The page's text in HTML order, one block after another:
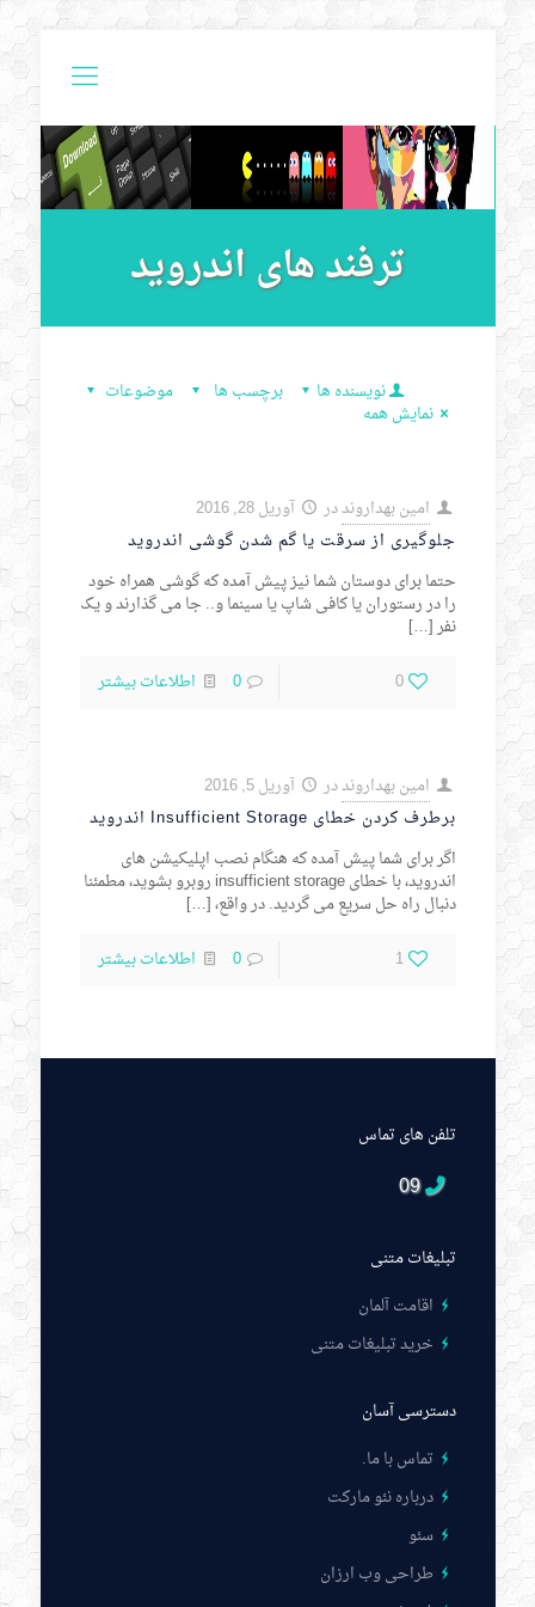
ترفند های اندروید
موضوعات برچسب ها نویسنده ها
نمایش همه
امین بهدارونددر
آوریل 28, 2016
جلوگیری از سرقت یا گم شدن گوشی اندروید
حتما برای دوستان شما نیز پیش آمده که گوشی همراه خود
را در رستوران یا کافی شاپ یا سینما و.. جا می گذارند و یک
نفر[…]
0
0 اطلاعات بیشتر
امین بهدارونددر
آوریل 5, 2016
برطرف کردن خطای Insufficient Storage اندروید
اگر برای شما پیش آمده که هنگام نصب اپلیکیشن های
اندروید، با خطای insufficient storage روبرو بشوید، مطمئنا
دنبال راه حل سریع می گردید. در واقع،[…]
1
0 اطلاعات بیشتر
تلفن های تماس
09
تبلیغات متنی
اقامت آلمان
خرید تبلیغات متنی
دسترسی آسان
تماس با ما.
درباره نئو مارکت
سئو
طراحی وب ارزان